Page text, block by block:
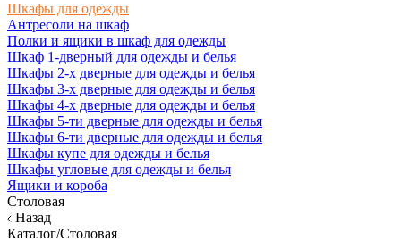
Шкафы для одежды
Антресоли на шкаф
Полки и ящики в шкаф для одежды
Шкаф 1-дверный для одежды и белья
Шкафы 2-х дверные для одежды и белья
Шкафы 3-х дверные для одежды и белья
Шкафы 4-х дверные для одежды и белья
Шкафы 5-ти дверные для одежды и белья
Шкафы 6-ти дверные для одежды и белья
Шкафы купе для одежды и белья
Шкафы угловые для одежды и белья
Ящики и короба
Столовая
Назад
Каталог/Столовая